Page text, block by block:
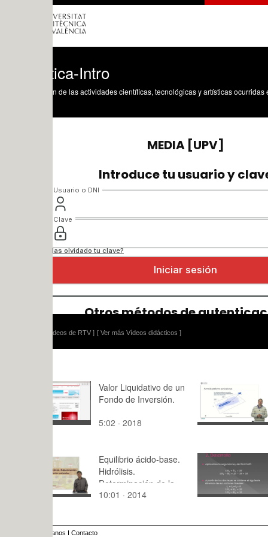
Intro
de las actividades científicas, tecnológicas y artísticas ocurridas en los tres
[ Ver más Vídeos didácticos ]
Valor Liquidativo de un
Fondo de Inversión.
5:02 · 2018
acústicas
6:30 · 2015
Equilibrio ácido-base.
Hidrólisis.
Determinación de la
cides en productos
10:01 · 2014
sistema
circuito
4:57 · 2016